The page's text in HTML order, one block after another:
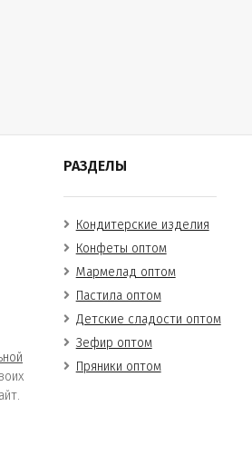
РАЗДЕЛЫ
Кондитерские изделия
Конфеты оптом
Мармелад оптом
Пастила оптом
Детские сладости оптом
Зефир оптом
Пряники оптом